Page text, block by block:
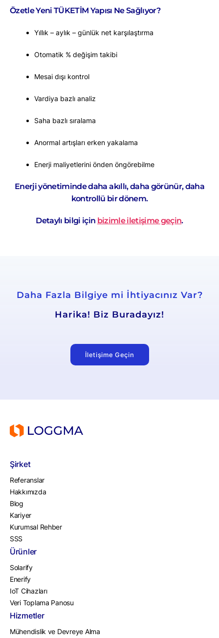
Özetle Yeni TÜKETİM Yapısı Ne Sağlıyor?
Yıllık – aylık – günlük net karşılaştırma
Otomatik % değişim takibi
Mesai dışı kontrol
Vardiya bazlı analiz
Saha bazlı sıralama
Anormal artışları erken yakalama
Enerji maliyetlerini önden öngörebilme
Enerji yönetiminde daha akıllı, daha görünür, daha
kontrollü bir dönem.
Detaylı bilgi için bizimle iletişime geçin.
Daha Fazla Bilgiye mi İhtiyacınız Var?
Harika! Biz Buradayız!
İletişime Geçin
Şirket
Referanslar
Hakkımızda
Blog
Kariyer
Kurumsal Rehber
SSS
Ürünler
Solarify
Enerify
IoT Cihazları
Veri Toplama Panosu
Hizmetler
Mühendislik ve Devreye Alma